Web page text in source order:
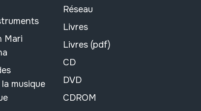
Mari
musique
Réseau
Livres
Livres (pdf)
CD
DVD
CDROM